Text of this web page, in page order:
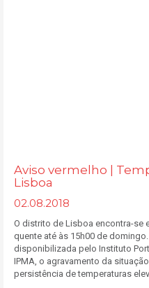
Aviso vermelho |
Lisboa
02.08.2018
O distrito de Lisboa encontra-se
quente até às 15h00 de
disponibilizada pelo Instituto
IPMA, o agravamento da
persistência de temperaturas